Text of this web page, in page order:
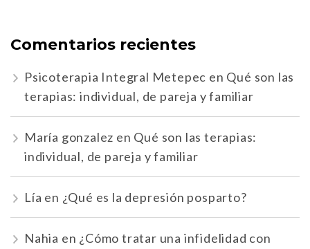
Comentarios recientes
Psicoterapia Integral Metepec en Qué son las
terapias: individual, de pareja y familiar
María gonzalez en Qué son las terapias:
individual, de pareja y familiar
Lía en ¿Qué es la depresión posparto?
Nahia en ¿Cómo tratar una infidelidad con